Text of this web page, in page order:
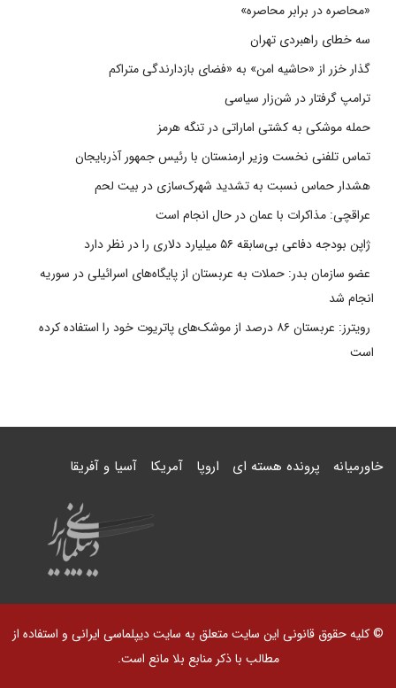
«محاصره در برابر محاصره»
سه خطای راهبردی تهران
گذار خزر از «حاشیه امن» به «فضای بازدارندگی متراکم
ترامپ گرفتار در شن‌زار سیاسی
حمله موشکی به کشتی اماراتی در تنگه هرمز
تماس تلفنی نخست وزیر ارمنستان با رئیس جمهور آذربایجان
هشدار حماس نسبت به تشدید شهرک‌سازی در بیت‌ لحم
عراقچی: مذاکرات با عمان در حال انجام است
ژاپن بودجه دفاعی بی‌سابقه ۵۶ میلیارد دلاری را در نظر دارد
عضو سازمان بدر: حملات به عربستان از پایگاه‌های اسرائیلی در سوریه
انجام شد
رویترز: عربستان ۸۶ درصد از موشک‌های پاتریوت خود را استفاده کرده
است
خاورمیانه پرونده هسته ای اروپا آمریکا آسیا و آفریقا
© کلیه حقوق قانونی این سایت متعلق به سایت دیپلماسی ایرانی و استفاده از
مطالب با ذکر منابع بلا مانع است.